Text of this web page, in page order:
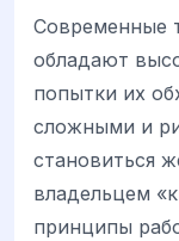
Современные
обладают
попытки их
сложными и
становиться
владельцем
принципы